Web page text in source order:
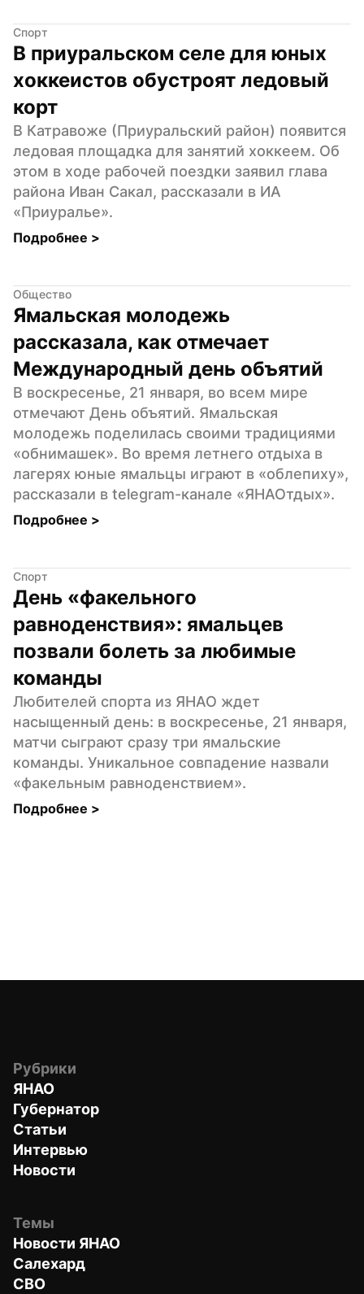
Спорт
В приуральском селе для юных
хоккеистов обустроят ледовый
корт
В Катравоже (Приуральский район) появится
ледовая площадка для занятий хоккеем. Об
этом в ходе рабочей поездки заявил глава
района Иван Сакал, рассказали в ИА
«Приуралье».
Подробнее >
Общество
Ямальская молодежь
рассказала, как отмечает
Международный день объятий
В воскресенье, 21 января, во всем мире
отмечают День объятий. Ямальская
молодежь поделилась своими традициями
«обнимашек». Во время летнего отдыха в
лагерях юные ямальцы играют в «облепиху»,
рассказали в telegram-канале «ЯНАОтдых».
Подробнее >
Спорт
День «факельного
равноденствия»: ямальцев
позвали болеть за любимые
команды
Любителей спорта из ЯНАО ждет
насыщенный день: в воскресенье, 21 января,
матчи сыграют сразу три ямальские
команды. Уникальное совпадение назвали
«факельным равноденствием».
Подробнее >
Рубрики
ЯНАО
Губернатор
Статьи
Интервью
Новости
Темы
Новости ЯНАО
Салехард
СВО